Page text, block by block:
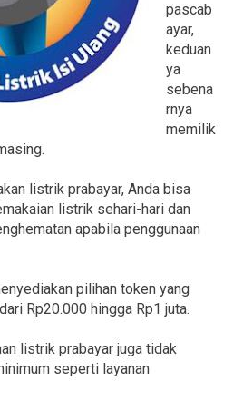
pascab
ayar,
keduan
ya
sebena
rnya
memilik
listrik prabayar, Anda bisa
listrik sehari-hari dan
apabila penggunaan
pilihan token yang
Rp20.000 hingga Rp1 juta.
listrik prabayar juga tidak
seperti layanan